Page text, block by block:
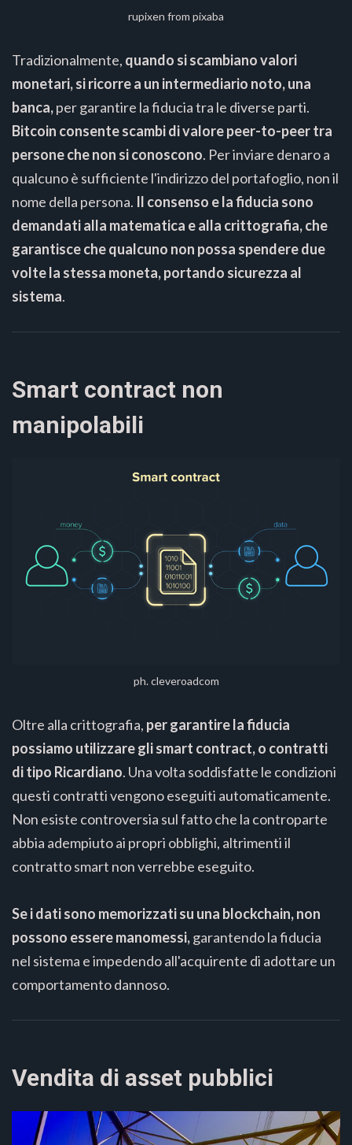
rupixen from pixaba
Tradizionalmente, quando si scambiano valori
monetari, si ricorre a un intermediario noto, una
banca,per garantire la fiducia tra le diverse parti.
Bitcoin consente scambi di valore peer-to-peer tra
persone che non si conoscono. Per inviare denaro a
qualcuno è sufficiente l'indirizzo del portafoglio, non il
nome della persona. Il consenso e la fiducia sono
demandati alla matematica e alla crittografia, che
garantisce che qualcuno non possa spendere due
volte la stessa moneta, portando sicurezza al
sistema.
Smart contract non
manipolabili
ph. cleveroadcom
Oltre alla crittografia, per garantire la fiducia
possiamo utilizzare gli smart contract, o contratti
di tipo Ricardiano. Una volta soddisfatte le condizioni
questi contratti vengono eseguiti automaticamente.
Non esiste controversia sul fatto che la controparte
abbia adempiuto ai propri obblighi, altrimenti il
contratto smart non verrebbe eseguito.
Se i dati sono memorizzati su una blockchain, non
possono essere manomessi,garantendo la fiducia
nel sistema e impedendo all'acquirente di adottare un
comportamento dannoso.
Vendita di asset pubblici